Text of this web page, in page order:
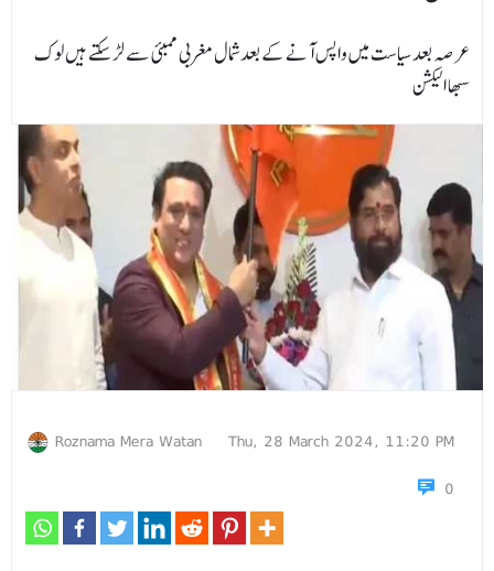
عرصہ بعد سیاست میں واپس آنے کے بعدشمال مغربی ممبئی سے لڑ سکتے ہیں لوک
سبھا الیکشن
Roznama Mera Watan
Thu, 28 March 2024, 11:20 PM
0